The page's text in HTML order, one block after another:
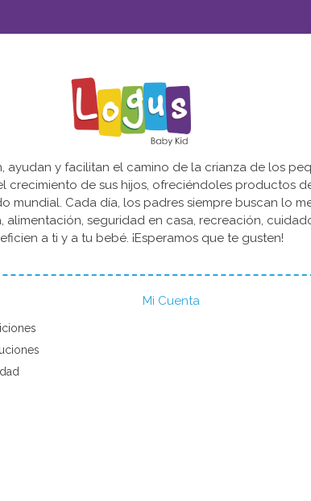
y facilitan el camino de la crianza de los
de sus hijos, ofreciéndoles productos
Cada día, los padres siempre buscan lo
seguridad en casa, recreación,
a ti y a tu bebé. ¡Esperamos que te gusten!
Mi Cuenta